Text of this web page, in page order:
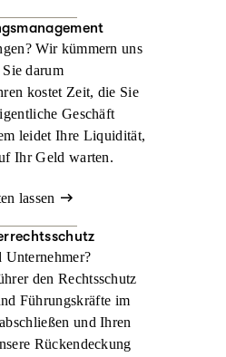
Wir kümmern uns
darum
kostet Zeit, die Sie
Geschäft
leidet Ihre Liquidität,
Ihr Geld warten.
lassen
Unternehmer?
den Rechtsschutz
Führungskräfte im
und Ihren
Rückendeckung